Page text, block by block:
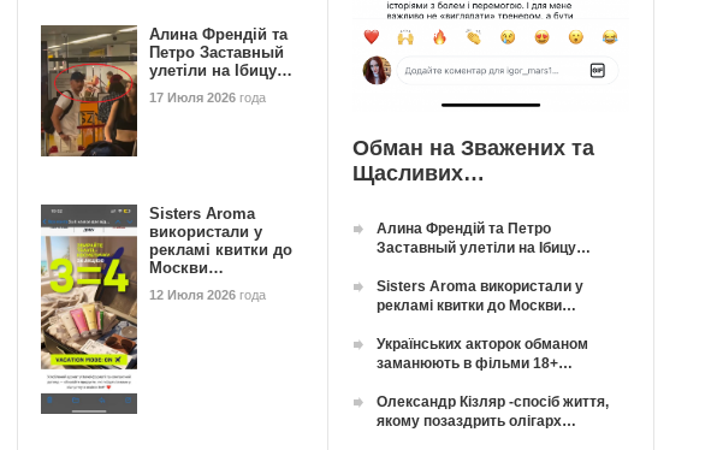
Алина Френдій та
Петро Заставный
улетіли на Ібицу…
17 Июля 2026 года
Sisters Aroma
використали у
рекламі квитки до
Москви…
12 Июля 2026 года
Обман на Зважених та
Щасливих…
Алина Френдій та Петро
Заставный улетіли на Ібицу…
Sisters Aroma використали у
рекламі квитки до Москви…
Українських акторок обманом
заманюють в фільми 18+…
Олександр Кізляр -спосіб життя,
якому позаздрить олігарх…